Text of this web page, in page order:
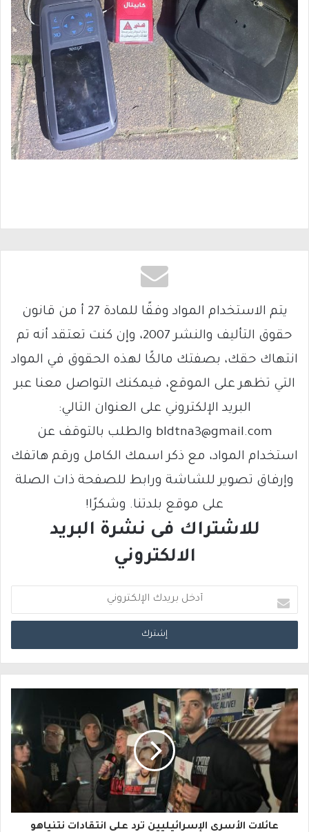
يتم الاستخدام المواد وفقًا للمادة 27 أ من قانون
حقوق التأليف والنشر 2007، وإن كنت تعتقد أنه تم
انتهاك حقك، بصفتك مالكًا لهذه الحقوق في المواد
التي تظهر على الموقع، فيمكنك التواصل معنا عبر
البريد الإلكتروني على العنوان التالي:
bldtna3@gmail.com والطلب بالتوقف عن
استخدام المواد، مع ذكر اسمك الكامل ورقم هاتفك
وإرفاق تصوير للشاشة ورابط للصفحة ذات الصلة
على موقع بلدتنا. وشكرًا!
للاشتراك فى نشرة البريد
الالكتروني
د
خ
ب
ر
ي
ا
عائلات الأسرى الإسرائيليين ترد على انتقادات نتنياهو